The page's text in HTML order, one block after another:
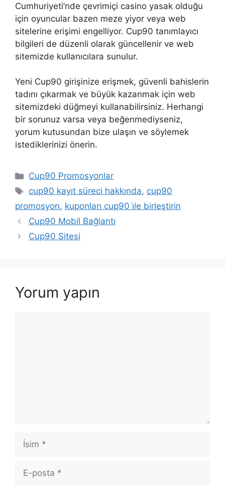
Cumhuriyeti’nde çevrimiçi casino yasak olduğu
için oyuncular bazen meze yiyor veya web
sitelerine erişimi engelliyor. Cup90 tanımlayıcı
bilgileri de düzenli olarak güncellenir ve web
sitemizde kullanıcılara sunulur.
Yeni Cup90 girişinize erişmek, güvenli bahislerin
tadını çıkarmak ve büyük kazanmak için web
sitemizdeki düğmeyi kullanabilirsiniz. Herhangi
bir sorunuz varsa veya beğenmediyseniz,
yorum kutusundan bize ulaşın ve söylemek
istediklerinizi önerin.
Kategoriler
Cup90 Promosyonlar
Etiketler
cup90 kayıt süreci hakkında, cup90
promosyon, kuponları cup90 i̇le birleştirin
Cup90 Mobil Bağlantı
Cup90 Sitesi
Yorum yapın
İsim
posta